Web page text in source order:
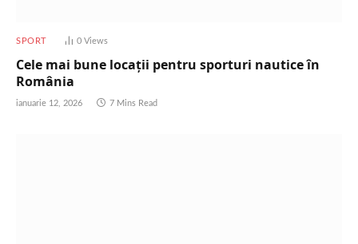
SPORT 0 Views
Cele mai bune locații pentru sporturi nautice în
România
ianuarie 12, 2026 7 Mins Read